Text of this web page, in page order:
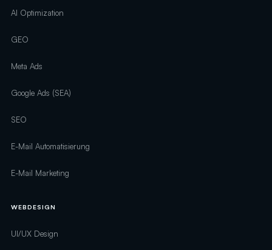
AI Optimization
GEO
Meta Ads
Google Ads (SEA)
SEO
E-Mail Automatisierung
E-Mail Marketing
WEBDESIGN
UI/UX Design